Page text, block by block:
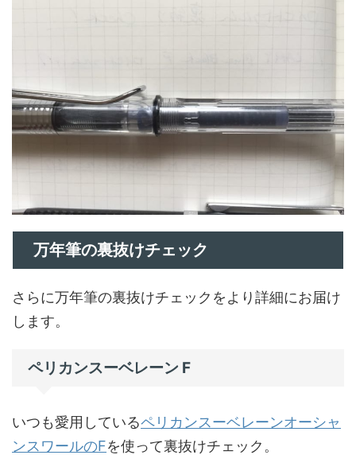
万年筆の裏抜けチェック
さらに万年筆の裏抜けチェックをより詳細にお届け
します。
ペリカンスーベレーン F
いつも愛用しているペリカンスーベレーンオーシャ
ンスワールのFを使って裏抜けチェック。